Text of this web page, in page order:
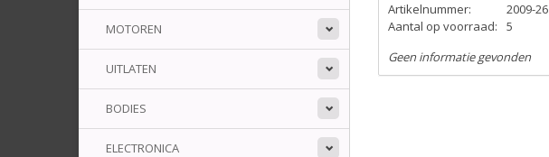
MOTOREN
UITLATEN
BODIES
ELECTRONICA
Artikelnummer:
2009-26
Aantal op voorraad:
5
Geen informatie gevonden